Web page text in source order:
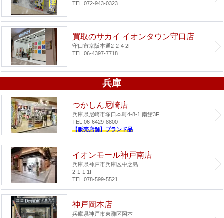
TEL.072-943-0323
買取のサカイ イオンタウン守口店
守口市京阪本通2-2-4 2F
TEL.06-4397-7718
兵庫
つかしん尼崎店
兵庫県尼崎市塚口本町4-8-1 南館3F
TEL.06-6429-8800
【販売店舗】ブランド品
イオンモール神戸南店
兵庫県神戸市兵庫区中之島
2-1-1 1F
TEL.078-599-5521
神戸岡本店
兵庫県神戸市東灘区岡本